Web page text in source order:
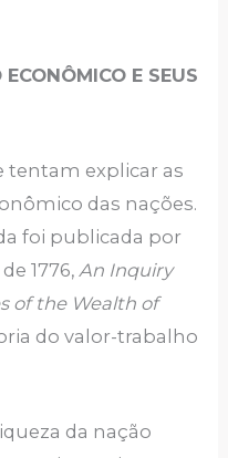
E SEUS
tentam explicar as
das nações.
foi publicada por
1776,An Inquiry
of the Wealth of
do valor-trabalho
da nação